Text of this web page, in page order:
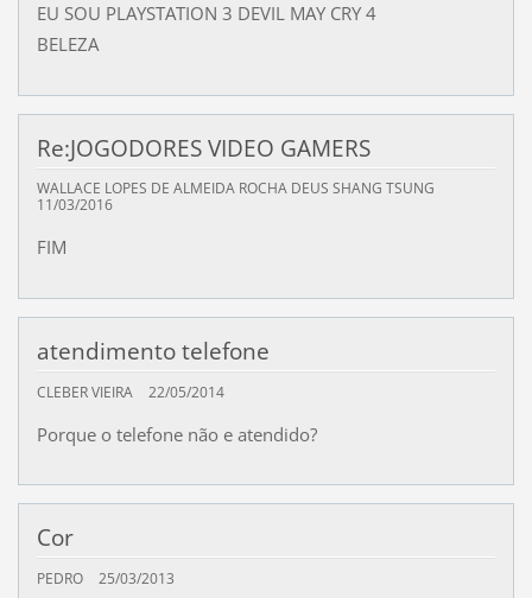
EU SOU PLAYSTATION 3 DEVIL MAY CRY 4
BELEZA
Re:JOGODORES VIDEO GAMERS
WALLACE LOPES DE ALMEIDA ROCHA DEUS SHANG TSUNG
11/03/2016
FIM
atendimento telefone
CLEBER VIEIRA 22/05/2014
Porque o telefone não e atendido?
Cor
PEDRO 25/03/2013